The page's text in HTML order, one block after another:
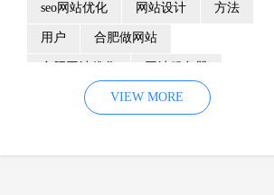
seo网站优化 网站设计 方法
用户 合肥做网站
优化 网站降权
企业网站建设 效果 页面
VIEW MORE